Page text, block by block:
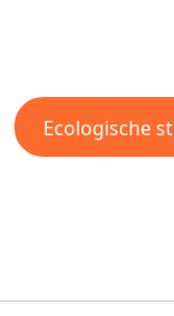
Ecologische